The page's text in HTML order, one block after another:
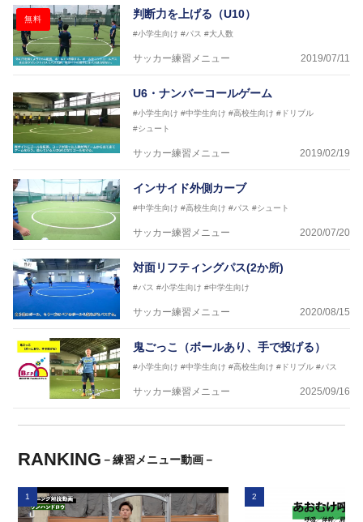
無料 判断力を上げる（U10）
#小学生向け #パス #大人数
サッカー練習メニュー 2019/07/11
U6・ナンバーコールゲーム
#小学生向け #中学生向け #高校生向け #ドリブル
#シュート
サッカー練習メニュー 2019/02/19
インサイド外側カーブ
#中学生向け #高校生向け #パス #シュート
サッカー練習メニュー 2020/07/20
対面リフティングパス(2か所)
#パス #小学生向け #中学生向け
サッカー練習メニュー 2020/08/15
鬼ごっこ（ボールあり、手で投げる）
#小学生向け #中学生向け #高校生向け #ドリブル #パス
サッカー練習メニュー 2025/09/16
RANKING －練習メニュー動画－
1 2